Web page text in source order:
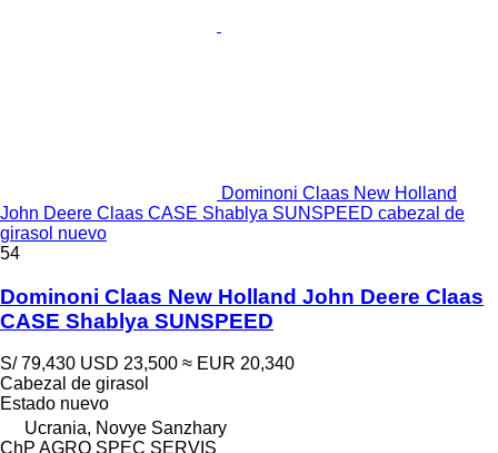
Dominoni Claas New Holland
John Deere Claas CASE Shablya SUNSPEED cabezal de
girasol nuevo
54
Dominoni Claas New Holland John Deere Claas
CASE Shablya SUNSPEED
S/ 79,430 USD 23,500 ≈ EUR 20,340
Cabezal de girasol
Estado nuevo
Ucrania, Novye Sanzhary
ChP AGRO SPEC SERVIS